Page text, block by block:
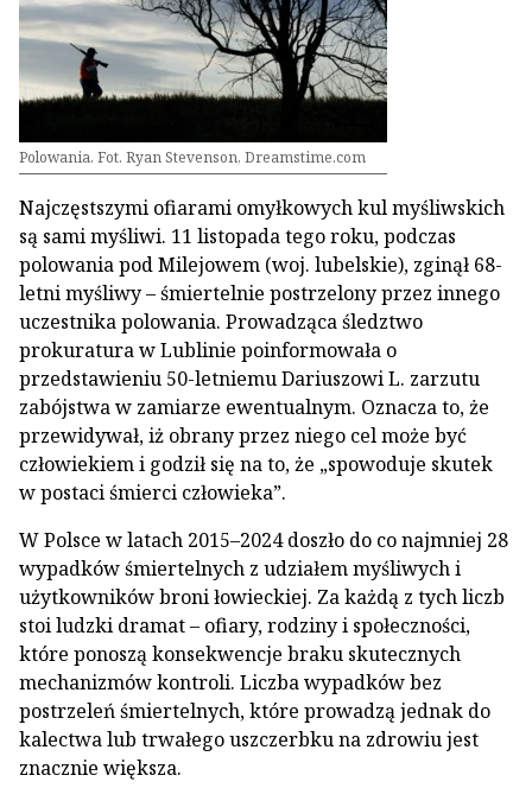
Polowania. Fot. Ryan Stevenson, Dreamstime.com
Najczęstszymi ofiarami omyłkowych kul myśliwskich
są sami myśliwi. 11 listopada tego roku, podczas
polowania pod Milejowem (woj. lubelskie), zginął 68-
letni myśliwy – śmiertelnie postrzelony przez innego
uczestnika polowania. Prowadząca śledztwo
prokuratura w Lublinie poinformowała o
przedstawieniu 50-letniemu Dariuszowi L. zarzutu
zabójstwa w zamiarze ewentualnym. Oznacza to, że
przewidywał, iż obrany przez niego cel może być
człowiekiem i godził się na to, że „spowoduje skutek
w postaci śmierci człowieka”.
W Polsce w latach 2015–2024 doszło do co najmniej 28
wypadków śmiertelnych z udziałem myśliwych i
użytkowników broni łowieckiej. Za każdą z tych liczb
stoi ludzki dramat – ofiary, rodziny i społeczności,
które ponoszą konsekwencje braku skutecznych
mechanizmów kontroli. Liczba wypadków bez
postrzeleń śmiertelnych, które prowadzą jednak do
kalectwa lub trwałego uszczerbku na zdrowiu jest
znacznie większa.